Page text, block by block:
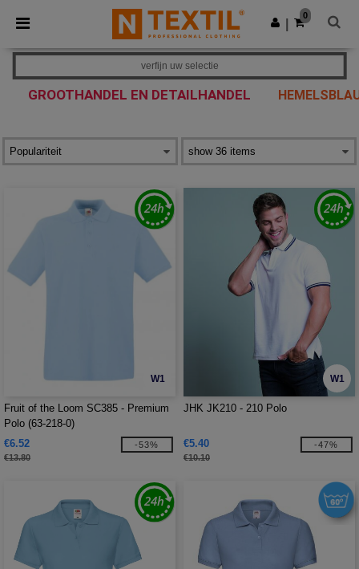
× Ntextil-app
Betere prijzen in de app!
Download app
0
GROOTHANDEL EN DETAILHANDEL
verfijn uw selectie
W1
Fruit of the Loom SC385 - Premium
Polo (63-218-0)
€6.52
€13.80
-53%
W1
JHK JK210 - 210 Polo
€5.40
€10.10
-47%